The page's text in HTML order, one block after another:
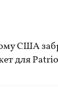
США
для